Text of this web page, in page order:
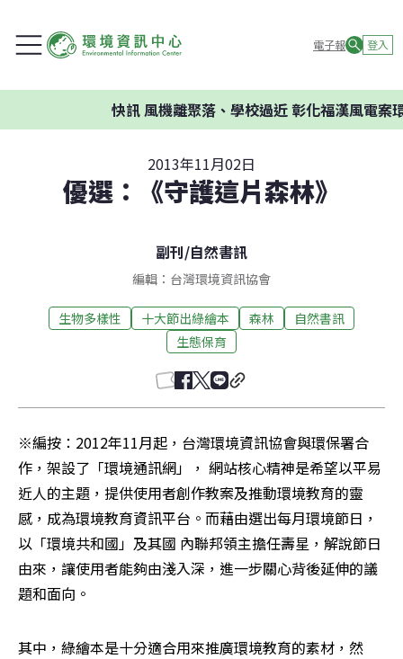
電子報 登入
快訊風機離聚落、學校過近 彰化福漢風電案環
2013年11月02日
優選：《守護這片森林》
副刊/自然書訊
編輯：台灣環境資訊協會
生物多樣性 十大節出綠繪本 森林
自然書訊
生態保育
※編按：2012年11月起，台灣環境資訊協會與環保署合
作，架設了「環境通訊網」， 網站核心精神是希望以平易
近人的主題，提供使用者創作教案及推動環境教育的靈
感，成為環境教育資訊平台。而藉由選出每月環境節日，
以「環境共和國」及其國 內聯邦領主擔任壽星，解說節日
由來，讓使用者能夠由淺入深，進一步關心背後延伸的議
題和面向。
其中，綠繪本是十分適合用來推廣環境教育的素材，然